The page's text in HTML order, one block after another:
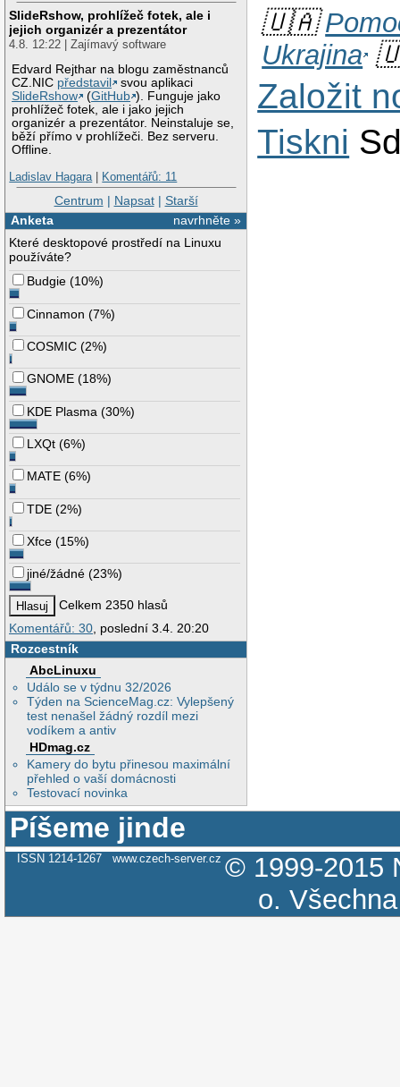
SlideRshow, prohlížeč fotek, ale i
jejich organizér a prezentátor
4.8. 12:22 | Zajímavý software
Edvard Rejthar na blogu zaměstnanců
CZ.NIC představil
svou aplikaci
SlideRshow
(GitHub ). Funguje jako
prohlížeč fotek, ale i jako jejich
organizér a prezentátor. Neinstaluje se,
běží přímo v prohlížeči. Bez serveru.
Offline.
Ladislav Hagara| Komentářů: 11
Centrum | Napsat| Starší
navrhněte »
Anketa
Které desktopové prostředí na Linuxu
používáte?
Budgie (10%)
Cinnamon (7%)
COSMIC (2%)
GNOME (18%)
KDE Plasma (30%)
LXQt (6%)
MATE (6%)
TDE (2%)
Xfce (15%)
jiné/žádné (23%)
Celkem 2350 hlasů
Komentářů: 30 , poslední 3.4. 20:20
Rozcestník
AbcLinuxu
Událo se v týdnu 32/2026
Týden na ScienceMag.cz: Vylepšený
test nenašel žádný rozdíl mezi
vodíkem a antiv
HDmag.cz
Kamery do bytu přinesou maximální
přehled o vaší domácnosti
Testovací novinka
🇺🇦
Ukrajina
Založit
Tiskni
Píšeme jinde
ISSN 1214-1267 www.czech-server.cz © 1999-2015
o.